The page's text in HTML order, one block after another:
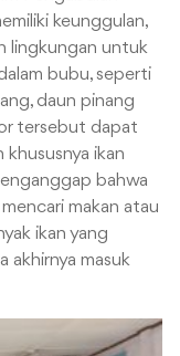
keunggulan,
lingkungan untuk
bubu, seperti
daun pinang
tersebut dapat
ikan
bahwa
makan atau
ikan yang
akhirnya masuk